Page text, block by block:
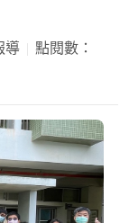
導
點閱數：